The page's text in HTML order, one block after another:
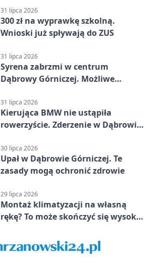
31 lipca 2026
300 zł na wyprawkę szkolną.
Wnioski już spływają do ZUS
31 lipca 2026
Syrena zabrzmi w centrum
Dąbrowy Górniczej. Możliwe
31 lipca 2026
Kierująca BMW nie ustąpiła
rowerzyście. Zderzenie w Dąbrowie
30 lipca 2026
Upał w Dąbrowie Górniczej. Te
zasady mogą ochronić zdrowie
29 lipca 2026
Montaż klimatyzacji na własną
rękę? To może skończyć się wysoką